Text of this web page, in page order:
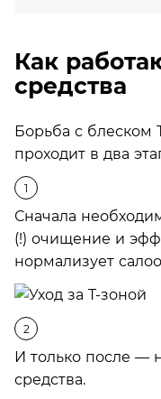
Как
средства
Борьба с блеском
проходит в два
Сначала
(!) очищение и
нормализует
И только после —
средства.